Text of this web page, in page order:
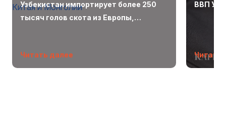
Узбекистан импортирует более 250
тысяч голов скота из Европы,
Читать далее
ВВП
Читать